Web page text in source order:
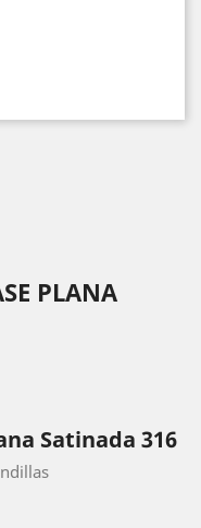
PLANA
Satinada 316